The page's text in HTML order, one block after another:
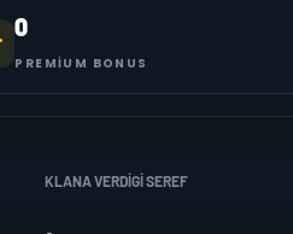
0
PREMIUM BONUS
KLANA VERDIGI SEREF